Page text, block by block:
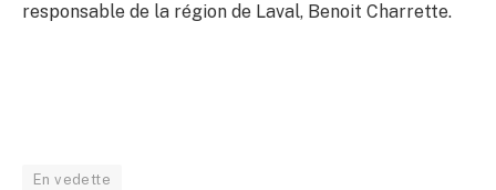
responsable de la région de Laval, Benoit Charrette.
En vedette